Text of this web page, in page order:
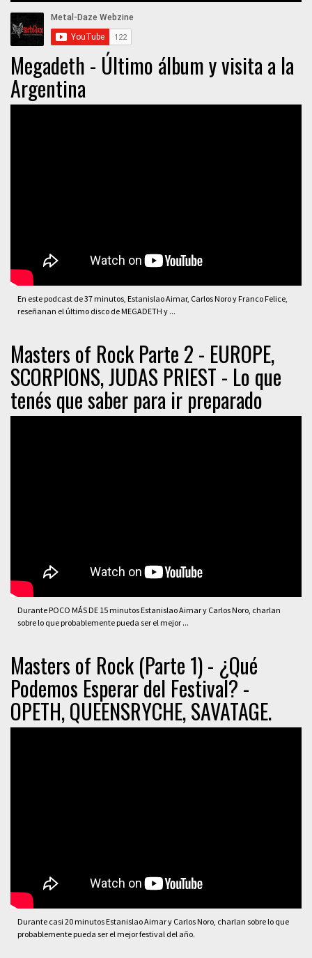
Megadeth - Último álbum y visita a la
Argentina
En este podcast de 37 minutos, Estanislao Aimar, Carlos Noro y Franco Felice,
reseñanan el último disco de MEGADETH y ...
Masters of Rock Parte 2 - EUROPE,
SCORPIONS, JUDAS PRIEST - Lo que
tenés que saber para ir preparado
Durante POCO MÁS DE 15 minutos Estanislao Aimar y Carlos Noro, charlan
sobre lo que probablemente pueda ser el mejor ...
Masters of Rock (Parte 1) - ¿Qué
Podemos Esperar del Festival? -
OPETH, QUEENSRYCHE, SAVATAGE.
Durante casi 20 minutos Estanislao Aimar y Carlos Noro, charlan sobre lo que
probablemente pueda ser el mejor festival del año.